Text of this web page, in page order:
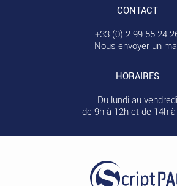
CONTACT
+33 (0) 2 99 55 24
Nous envoyer un
HORAIRES
Du lundi au vendredi
de 9h à 12h et de 14h